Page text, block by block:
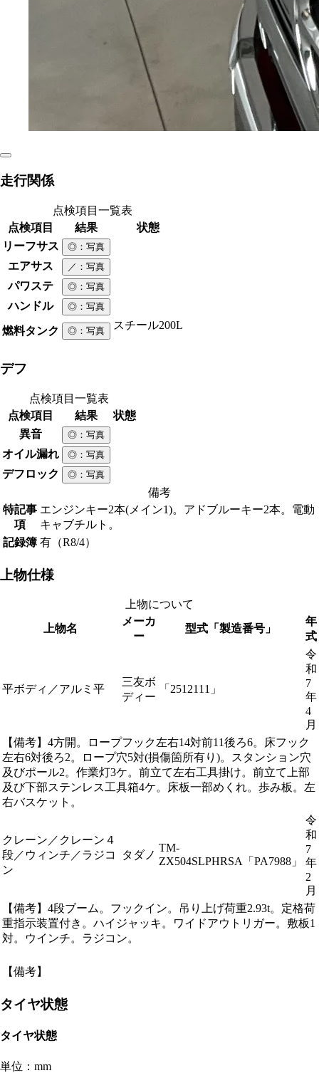
走行関係
点検項目一覧表
点検項目
結果
状態
リーフサス
◎ ：写真
エアサス ／ ：写真
パワステ ◎ ：写真
ハンドル ◎ ：写真
燃料タンク ◎ ：写真 スチール200L
デフ
点検項目一覧表
点検項目
結果
状態
異音
◎ ：写真
オイル漏れ ◎ ：写真
デフロック ◎ ：写真
備考
特記事
項
エンジンキー2本(メイン1)。アドブルーキー2本。電動
キャブチルト。
記録簿 有（R8/4）
上物仕様
上物について
上物名
メーカ
ー
型式「製造番号」
年
式
平ボディ／アルミ平
三友ボ
ディー
「2512111」
令
和
7
年
4
月
【備考】4方開。ロープフック左右14対前11後ろ6。床フック
左右6対後ろ2。ロープ穴5対(損傷箇所有り)。スタンション穴
及びポール2。作業灯3ケ。前立て左右工具掛け。前立て上部
及び下部ステンレス工具箱4ケ。床板一部めくれ。歩み板。左
右バスケット。
クレーン／クレーン４
段／ウィンチ／ラジコ
ン
タダノ
TM-
ZX504SLPHRSA「PA7988」
令
和
7
年
2
月
【備考】4段ブーム。フックイン。吊り上げ荷重2.93t。定格荷
重指示装置付き。ハイジャッキ。ワイドアウトリガー。敷板1
対。ウインチ。ラジコン。
【備考】
タイヤ状態
タイヤ状態
単位：mm